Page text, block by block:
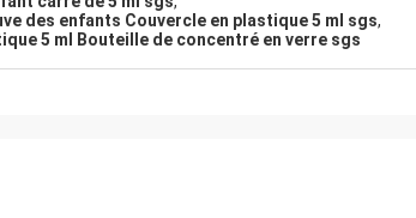
des enfants Couvercle en plastique 5 ml sgs,
5 ml Bouteille de concentré en verre sgs